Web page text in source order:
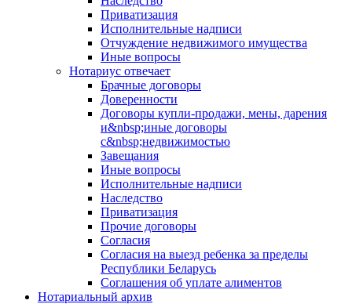
Приватизация
Исполнительные надписи
Отчуждение недвижимого имущества
Иные вопросы
Нотариус отвечает
Брачные договоры
Доверенности
Договоры купли-продажи, мены, дарения
и&nbsp;иные договоры
с&nbsp;недвижимостью
Завещания
Иные вопросы
Исполнительные надписи
Наследство
Приватизация
Прочие договоры
Согласия
Согласия на выезд ребенка за пределы
Республики Беларусь
Соглашения об уплате алиментов
Нотариальный архив